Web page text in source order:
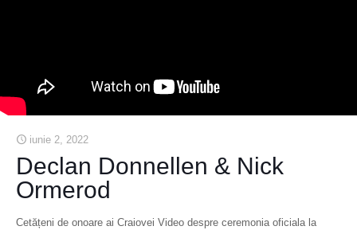
iunie 2, 2022
Declan Donnellen & Nick
Ormerod
Cetățeni de onoare ai Craiovei Video despre ceremonia oficiala la